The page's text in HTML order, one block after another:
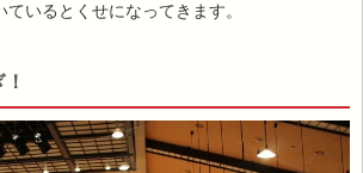
いるとくせになってきます。